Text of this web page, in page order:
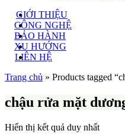
GIỚI THIỆU
CÔNG NGHỆ
BẢO HÀNH
XU HƯỚNG
LIÊN HỆ
Trang chủ » Products tagged
chậu rửa mặt
Hiển thị kết quả duy nhất